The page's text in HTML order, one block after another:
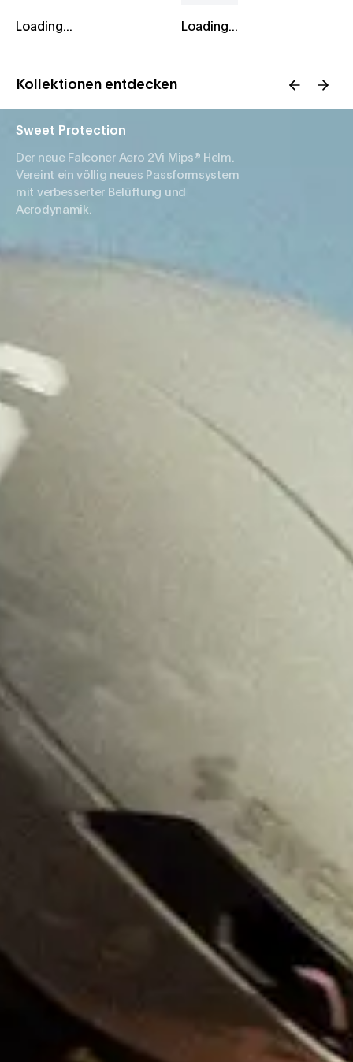
Loading... Loading...
Kollektionen entdecken
Sweet Protection
Der neue Falconer Aero 2Vi Mips® Helm.
Vereint ein völlig neues Passformsystem
mit verbesserter Belüftung und
Aerodynamik.